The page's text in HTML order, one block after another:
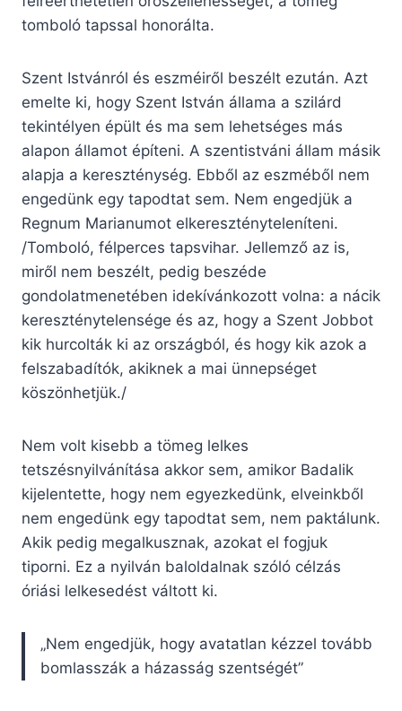
tomboló tapssal honorálta.
Szent Istvánról és eszméiről beszélt ezután. Azt
emelte ki, hogy Szent István állama a szilárd
tekintélyen épült és ma sem lehetséges más
alapon államot építeni. A szentistváni állam másik
alapja a kereszténység. Ebből az eszméből nem
engedünk egy tapodtat sem. Nem engedjük a
Regnum Marianumot elkeresztényteleníteni.
/Tomboló, félperces tapsvihar. Jellemző az is,
miről nem beszélt, pedig beszéde
gondolatmenetében idekívánkozott volna: a nácik
kereszténytelensége és az, hogy a Szent Jobbot
kik hurcolták ki az országból, és hogy kik azok a
felszabadítók, akiknek a mai ünnepséget
köszönhetjük./
Nem volt kisebb a tömeg lelkes
tetszésnyilvánítása akkor sem, amikor Badalik
kijelentette, hogy nem egyezkedünk, elveinkből
nem engedünk egy tapodtat sem, nem paktálunk.
Akik pedig megalkusznak, azokat el fogjuk
tiporni. Ez a nyilván baloldalnak szóló célzás
óriási lelkesedést váltott ki.
„Nem engedjük, hogy avatatlan kézzel tovább
bomlasszák a házasság szentségét”